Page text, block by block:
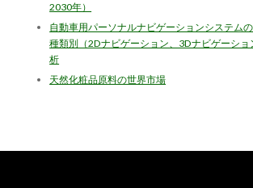
2030年）
自動車用パーソナルナビゲーションシステム
種類別（2Dナビゲーション、3Dナビゲーショ
析
天然化粧品原料の世界市場